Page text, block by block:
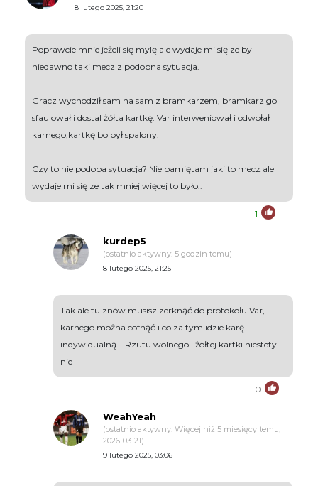
8 lutego 2025, 21:20
Poprawcie mnie jeżeli się mylę ale wydaje mi się ze byl
niedawno taki mecz z podobna sytuacja.
Gracz wychodził sam na sam z bramkarzem, bramkarz go
sfaulował i dostal żółta kartkę. Var interweniował i odwołał
karnego,kartkę bo był spalony.
Czy to nie podoba sytuacja? Nie pamiętam jaki to mecz ale
wydaje mi się ze tak mniej więcej to było..
1
kurdep5
(ostatnio aktywny: 5 godzin temu)
8 lutego 2025, 21:25
Tak ale tu znów musisz zerknąć do protokołu Var,
karnego można cofnąć i co za tym idzie karę
indywidualną... Rzutu wolnego i żółtej kartki niestety
nie
0
WeahYeah
(ostatnio aktywny: Więcej niż 5 miesięcy temu,
2026-03-21)
9 lutego 2025, 03:06